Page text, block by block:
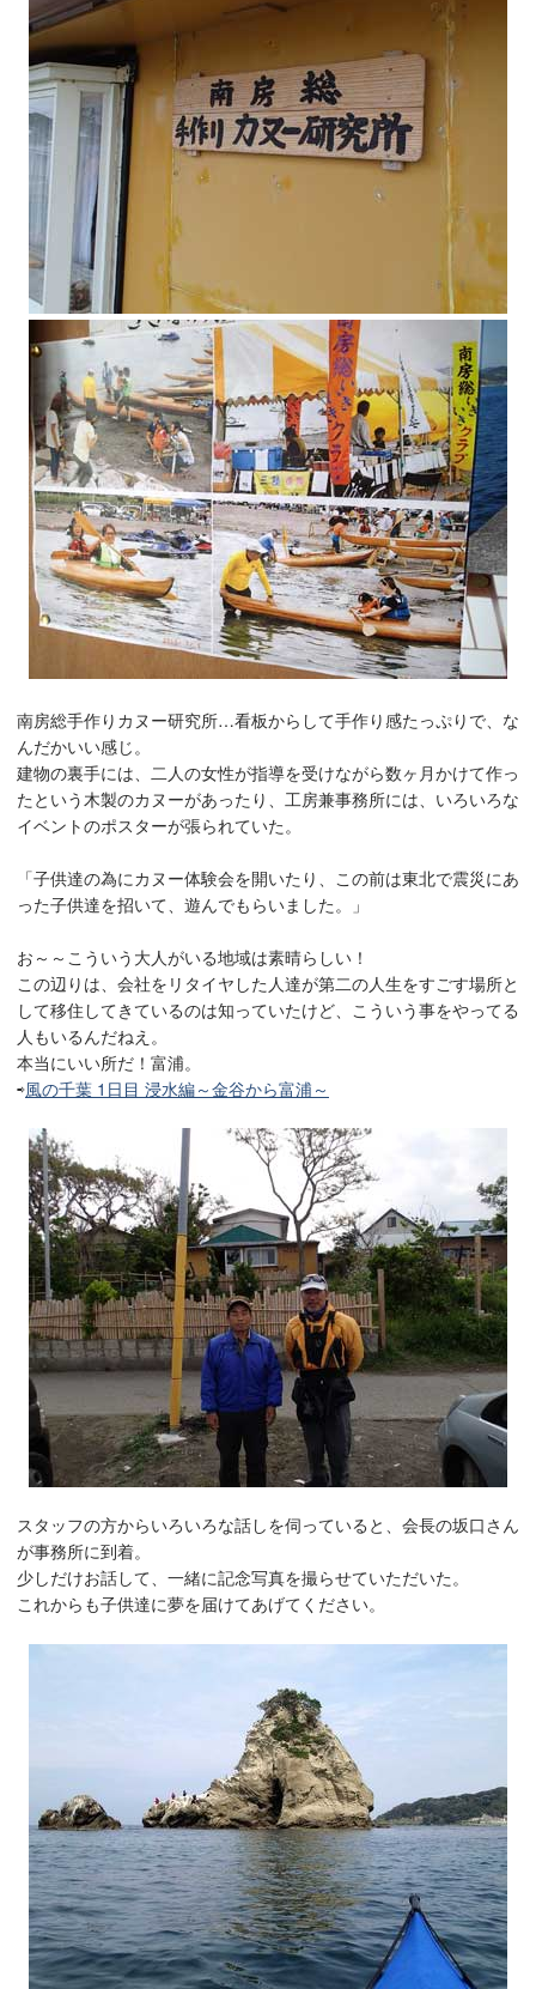
南房総手作りカヌー研究所…看板からして手作り感たっぷりで、な
んだかいい感じ。
建物の裏手には、二人の女性が指導を受けながら数ヶ月かけて作っ
たという木製のカヌーがあったり、工房兼事務所には、いろいろな
イベントのポスターが張られていた。
「子供達の為にカヌー体験会を開いたり、この前は東北で震災にあ
った子供達を招いて、遊んでもらいました。」
お～～こういう大人がいる地域は素晴らしい！
この辺りは、会社をリタイヤした人達が第二の人生をすごす場所と
して移住してきているのは知っていたけど、こういう事をやってる
人もいるんだねえ。
本当にいい所だ！富浦。
⇨風の千葉 1日目 浸水編～金谷から富浦～
スタッフの方からいろいろな話しを伺っていると、会長の坂口さん
が事務所に到着。
少しだけお話して、一緒に記念写真を撮らせていただいた。
これからも子供達に夢を届けてあげてください。